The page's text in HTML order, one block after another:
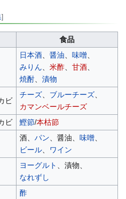
]
食品
日本酒 、醤油 、味噌
みりん 、米酢 、甘酒
焼酎 、漬物
ビ
チーズ ブルーチーズ
カマンベールチーズ
ビ 鰹節/本枯節
酒、パン 、醤油、味噌
ビール
ワイン
ヨーグルト
、漬物、
なれずし
酢